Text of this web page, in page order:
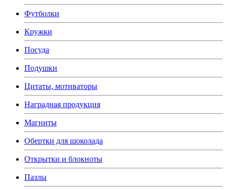
Футболки
Кружки
Посуда
Подушки
Цитаты, мотиваторы
Наградная продукция
Магниты
Обертки для шоколада
Открытки и блокноты
Пазлы